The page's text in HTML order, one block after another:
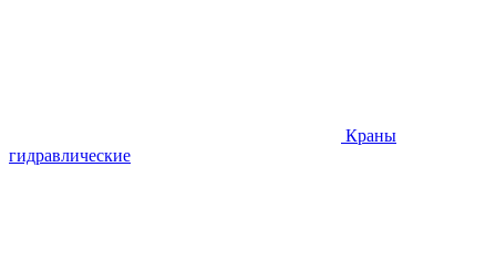
Краны
гидравлические